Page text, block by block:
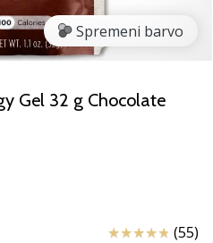
Spremeni barvo
Gel 32 g Chocolate
Ocena izdelka
(55)